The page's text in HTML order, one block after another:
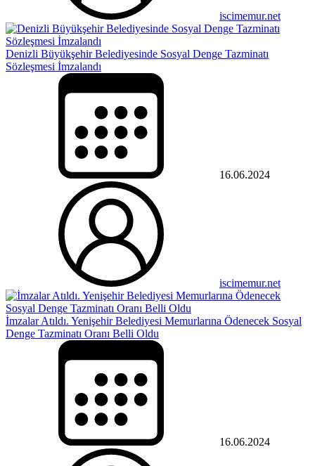
iscimemur.net
Denizli Büyükşehir Belediyesinde Sosyal Denge Tazminatı
Sözleşmesi İmzalandı
16.06.2024
iscimemur.net
İmzalar Atıldı. Yenişehir Belediyesi Memurlarına Ödenecek Sosyal
Denge Tazminatı Oranı Belli Oldu
16.06.2024